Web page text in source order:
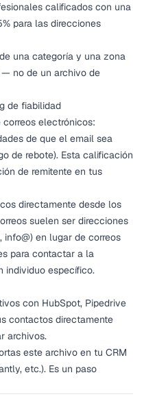
calificados con una
para las direcciones
una categoría y una zona
no de un archivo de
de fiabilidad
electrónicos:
de que el email sea
de rebote). Esta calificación
de remitente en tus
directamente desde los
suelen ser direcciones
en lugar de correos
para contactar a la
individuo específico.
con HubSpot, Pipedrive
contactos directamente
archivos.
este archivo en tu CRM
etc.). Es un paso